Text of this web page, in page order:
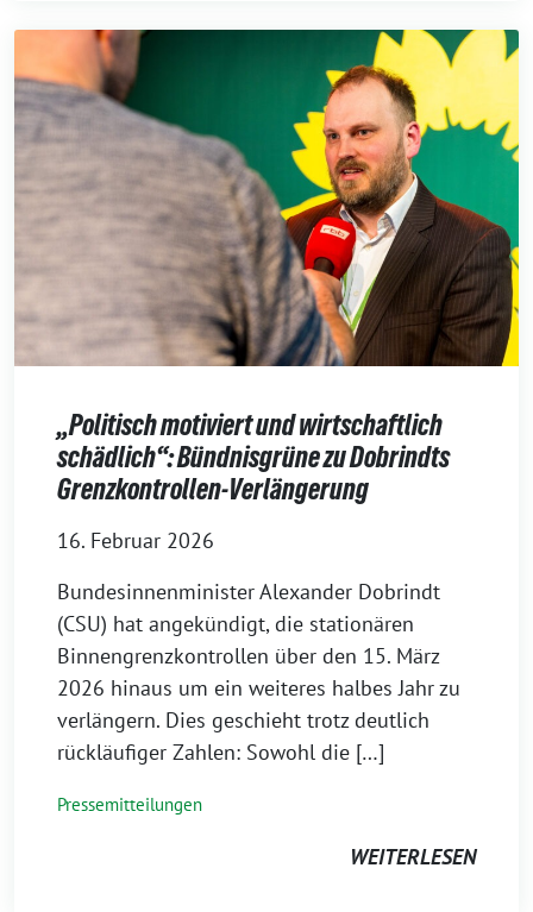
„Politisch motiviert und wirtschaftlich
schädlich“: Bündnisgrüne zu Dobrindts
Grenzkontrollen-Verlängerung
16. Februar 2026
Bundesinnenminister Alexander Dobrindt
(CSU) hat angekündigt, die stationären
Binnengrenzkontrollen über den 15. März
2026 hinaus um ein weiteres halbes Jahr zu
verlängern. Dies geschieht trotz deutlich
rückläufiger Zahlen: Sowohl die […]
Pressemitteilungen
WEITERLESEN